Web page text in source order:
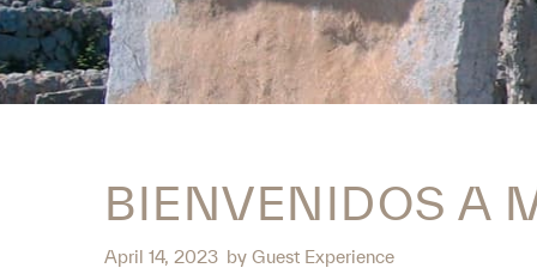
BIENVENIDOS A
April 14, 2023 by Guest Experience